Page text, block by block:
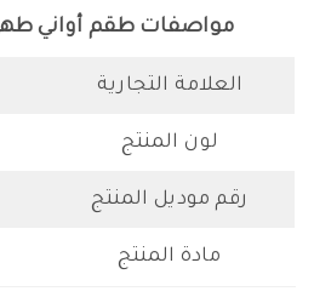
مواصفات طقم أواني طهي
العلامة التجارية
لون المنتج
رقم موديل المنتج
مادة المنتج